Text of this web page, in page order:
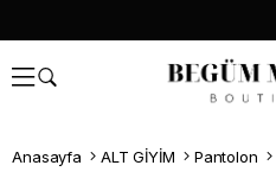
Anasayfa ALT GİYİM Pantolon